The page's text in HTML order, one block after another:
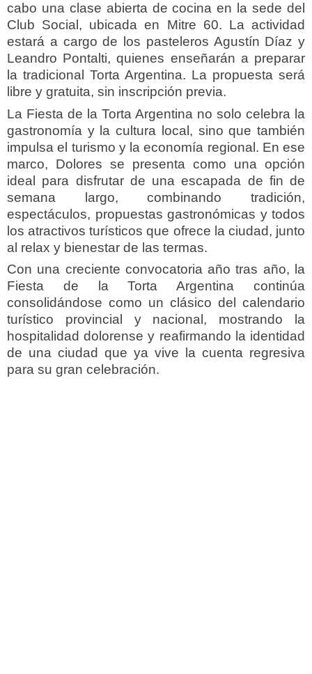
cabo una clase abierta de cocina en la sede del
Club Social, ubicada en Mitre 60. La actividad
estará a cargo de los pasteleros Agustín Díaz y
Leandro Pontalti, quienes enseñarán a preparar
la tradicional Torta Argentina. La propuesta será
libre y gratuita, sin inscripción previa.
La Fiesta de la Torta Argentina no solo celebra la
gastronomía y la cultura local, sino que también
impulsa el turismo y la economía regional. En ese
marco, Dolores se presenta como una opción
ideal para disfrutar de una escapada de fin de
semana largo, combinando tradición,
espectáculos, propuestas gastronómicas y todos
los atractivos turísticos que ofrece la ciudad, junto
al relax y bienestar de las termas.
Con una creciente convocatoria año tras año, la
Fiesta de la Torta Argentina continúa
consolidándose como un clásico del calendario
turístico provincial y nacional, mostrando la
hospitalidad dolorense y reafirmando la identidad
de una ciudad que ya vive la cuenta regresiva
para su gran celebración.